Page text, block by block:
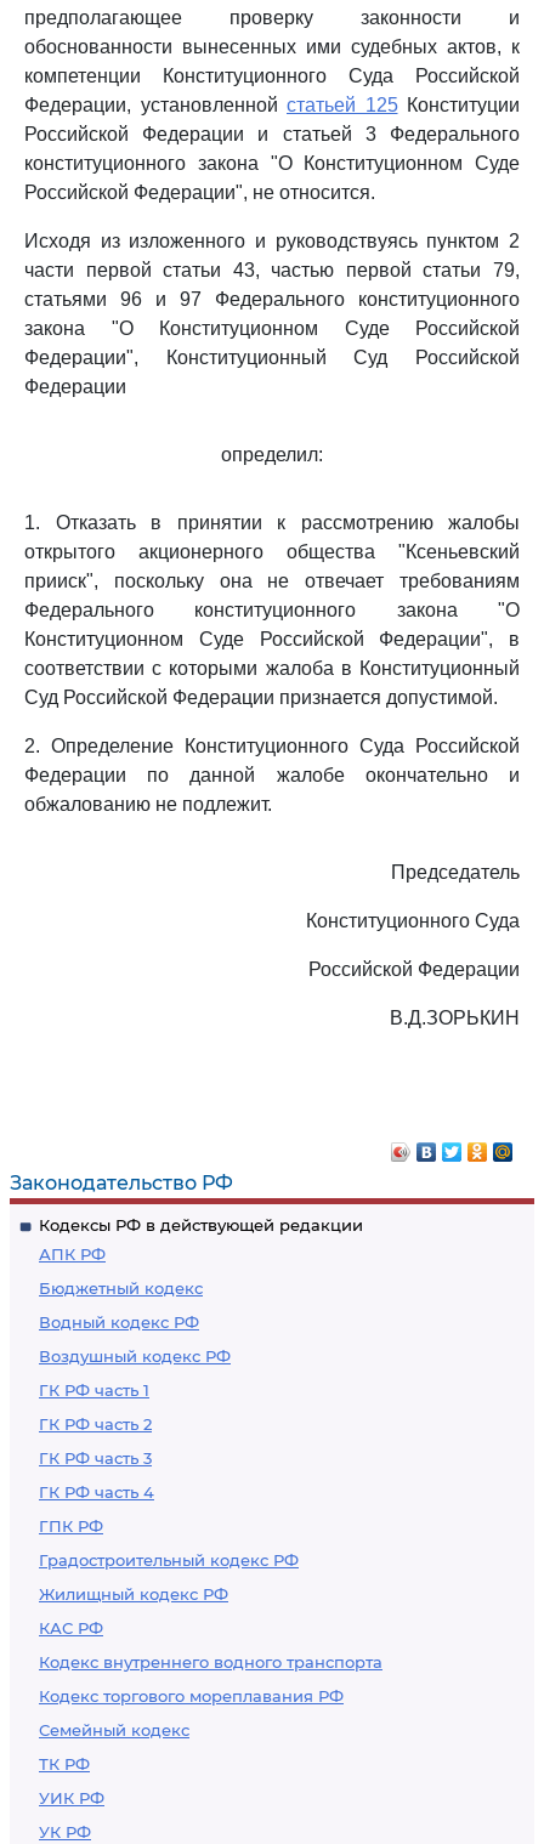
Законодательство РФ
Кодексы РФ в действующей редакции
АПК РФ
Бюджетный кодекс
Водный кодекс РФ
Воздушный кодекс РФ
ГК РФ часть 1
ГК РФ часть 2
ГК РФ часть 3
ГК РФ часть 4
ГПК РФ
Градостроительный кодекс РФ
Жилищный кодекс РФ
КАС РФ
Кодекс внутреннего водного транспорта
Кодекс торгового мореплавания РФ
Семейный кодекс
ТК РФ
УИК РФ
УК РФ
предполагающее проверку законности и
обоснованности вынесенных ими судебных актов, к
компетенции Конституционного Суда Российской
Федерации, установленной статьей 125Конституции
Российской Федерации и статьей 3 Федерального
конституционного закона "О Конституционном Суде
Российской Федерации", не относится.
Исходя из изложенного и руководствуясь пунктом 2
части первой статьи 43, частью первой статьи 79,
статьями 96 и 97 Федерального конституционного
закона "О Конституционном Суде Российской
Федерации", Конституционный Суд Российской
Федерации
определил:
1. Отказать в принятии к рассмотрению жалобы
открытого акционерного общества "Ксеньевский
прииск", поскольку она не отвечает требованиям
Федерального конституционного закона "О
Конституционном Суде Российской Федерации", в
соответствии с которыми жалоба в Конституционный
Суд Российской Федерации признается допустимой.
2. Определение Конституционного Суда Российской
Федерации по данной жалобе окончательно и
обжалованию не подлежит.
Председатель
Конституционного Суда
Российской Федерации
В.Д.ЗОРЬКИН